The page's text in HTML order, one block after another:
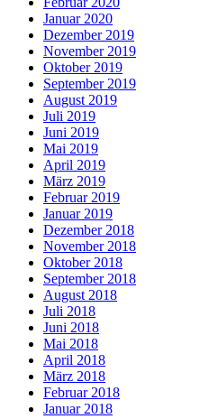
Januar 2020
Dezember 2019
November 2019
Oktober 2019
September 2019
August 2019
Juli 2019
Juni 2019
Mai 2019
April 2019
März 2019
Februar 2019
Januar 2019
Dezember 2018
November 2018
Oktober 2018
September 2018
August 2018
Juli 2018
Juni 2018
Mai 2018
April 2018
März 2018
Februar 2018
Januar 2018